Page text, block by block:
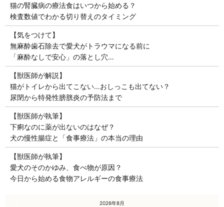
猫の腎臓病の療法食はいつから始める？
検査数値でわかる切り替えのタイミング
【気をつけて】
無麻酔歯石除去で愛犬がトラウマになる前に
「麻酔なしで安心」の落とし穴…
【獣医師が解説】
猫がトイレから出てこない…おしっこも出てない？
尿閉から特発性膀胱炎の予防法まで
【獣医師が執筆】
下痢なのに薬が出ないのはなぜ？
犬の慢性腸症と「食事療法」の本当の理由
【獣医師が執筆】
愛犬のそのかゆみ、食べ物が原因？
今日から始める食物アレルギーの食事療法
2026年8月